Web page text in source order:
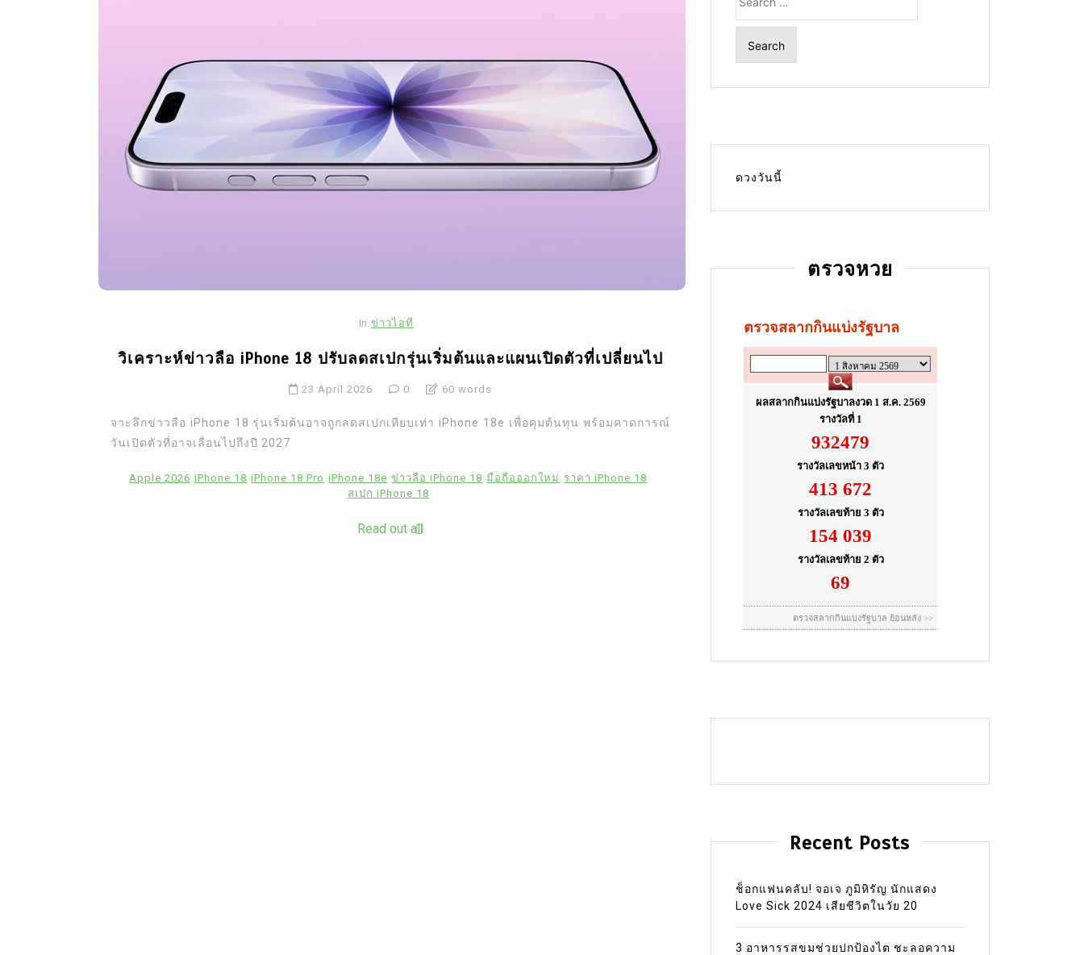
In ข่าวไอที
วิเคราะห์ข่าวลือ iPhone 18 ปรับลดสเปกรุ่นเริ่มต้นและแผนเปิดตัวที่เปลี่ยนไป
23 April 2026 0 60 words
จาะลึกข่าวลือ iPhone 18 รุ่นเริ่มต้นอาจถูกลดสเปกเทียบเท่า iPhone 18e เพื่อคุมต้นทุน พร้อมคาดการณ์
วันเปิดตัวที่อาจเลื่อนไปถึงปี 2027
Apple 2026 iPhone 18 iPhone 18 Pro iPhone 18e ข่าวลือ iPhone 18 มือถือออกใหม่ ราคา iPhone 18
สเปก iPhone 18
Read out all
for:
ดวงวันนี้
ตรวจหวย
Recent Posts
ช็อกแฟนคลับ! จอเจ ภูมิหิรัญ นักแสดง
Love Sick 2024 เสียชีวิตในวัย 20
3 อาหารรสขมช่วยปกป้องไต ชะลอความ